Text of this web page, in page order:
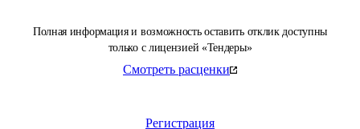
Полная информация и возможность оставить отклик доступны
только с лицензией «Тендеры»
Смотреть расценки
Регистрация